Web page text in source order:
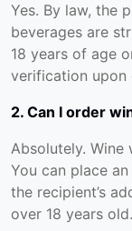
Yes. By law, the
beverages are
18 years of age
verification upon
2. Can I order
Absolutely.
You can place
the recipient’s
over 18 years old.